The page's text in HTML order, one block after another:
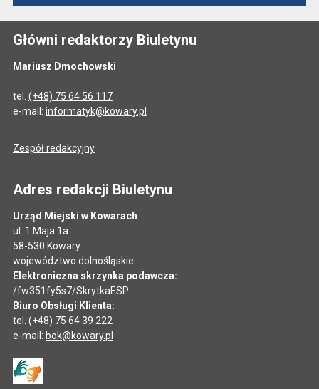
Główni redaktorzy Biuletynu
Mariusz Dmochowski
tel. (+48) 75 64 56 117
e-mail: informatyk@kowary.pl
Zespół redakcyjny
Adres redakcji Biuletynu
Urząd Miejski w Kowarach
ul. 1 Maja 1a
58-530 Kowary
województwo dolnośląskie
Elektroniczna skrzynka podawcza:
/fw351fy5s7/SkrytkaESP
Biuro Obsługi Klienta:
tel. (+48) 75 64 39 222
e-mail: bok@kowary.pl